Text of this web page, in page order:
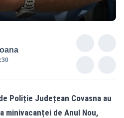
Poliție Județean Covasna au
minivacanței de Anul Nou,